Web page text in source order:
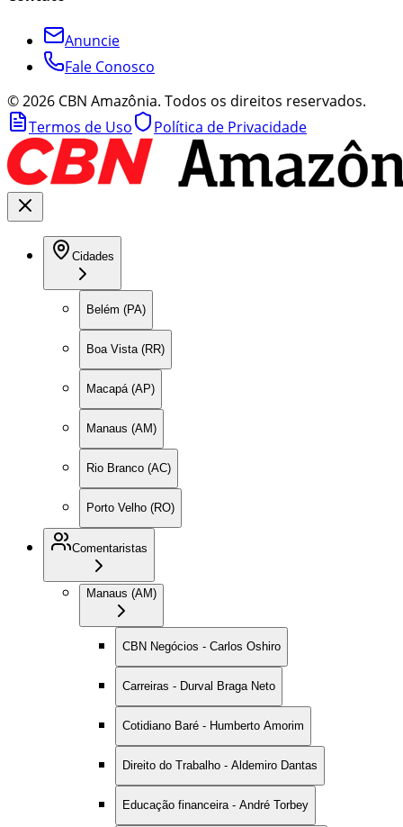
Anuncie
Fale Conosco
©2026 CBN Amazônia. Todos os direitos reservados.
Termos de Uso
Política de Privacidade
Cidades
Belém (PA)
Boa Vista (RR)
Macapá (AP)
Manaus (AM)
Rio Branco (AC)
Porto Velho (RO)
Comentaristas
Manaus (AM)
CBN Negócios - Carlos Oshiro
Carreiras - Durval Braga Neto
Cotidiano Baré - Humberto Amorim
Direito do Trabalho - Aldemiro Dantas
Educação financeira - André Torbey